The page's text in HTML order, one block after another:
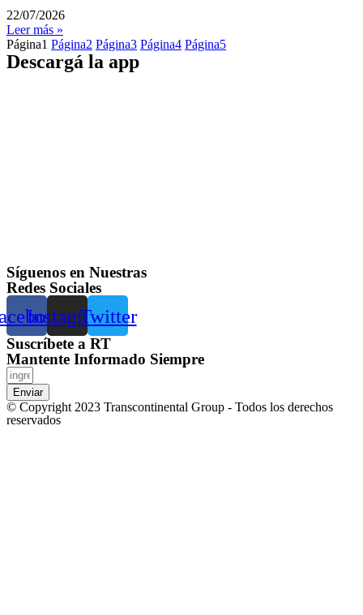
22/07/2026
Leer más »
Página1 Página2 Página3 Página4 Página5
Descargá la app
Síguenos en Nuestras
Redes Sociales
InstagramTwitter
Suscríbete a RT
Mantente Informado Siempre
Enviar
© Copyright 2023 Transcontinental Group - Todos los derechos
reservados